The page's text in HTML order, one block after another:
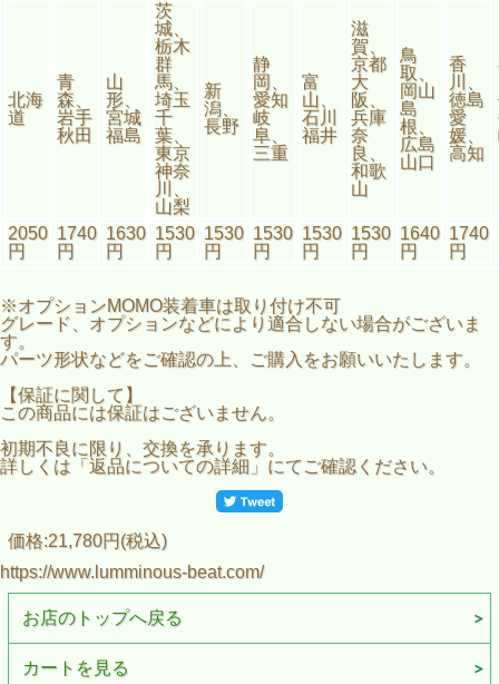
北海
道
青
森、
岩手
秋田
山
形、
宮城
福島
茨
城、
栃木
群
馬、
埼玉
千
葉、
東京
神奈
川、
山梨
新
潟、
長野
静
岡、
愛知
岐
阜、
三重
富
山、
石川
福井
滋
賀、
京都
大
阪、
兵庫
奈
良、
和歌
山
鳥
取、
岡山
島
根、
広島
山口
香
川、
徳島
愛
媛、
高知
2050
円
1740
円
1630
円
1530
円
1530
円
1530
円
1530
円
1530
円
1640
円
1740
円
※オプションMOMO装着車は取り付け不可
グレード、オプションなどにより適合しない場合がございま
す。
パーツ形状などをご確認の上、ご購入をお願いいたします。
【保証に関して】
この商品には保証はございません。
初期不良に限り、交換を承ります。
詳しくは「返品についての詳細」にてご確認ください。
価格:21,780円(税込)
https://www.lumminous-beat.com/
お店のトップへ戻る
カートを見る